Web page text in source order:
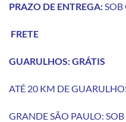
PRAZO DE ENTREGA:SOB
FRETE
GUARULHOS: GRÁTIS
ATÉ 20 KM DE
GRANDE SÃO PAULO: